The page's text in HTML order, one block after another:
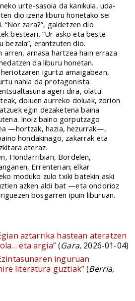
urte-sasoia da kanikula, uda-
dio izena liburu honetako sei
zara?”, galdetzen dio
besteari. “Ur asko eta beste
bezala”, erantzuten dio.
arren, arnasa hartzea hain erraza
da liburu honetan.
igurtzi amaigabean,
nahia da protagonista.
ageri dira, olatu
doluen aurreko doluak, zorion
egin dezaketena baina
Inoiz baino gorputzago
—hortzak, hazia, hezurrak—,
hondakinago, zakarrak eta
ateraz.
Hondarribian, Bordelen,
Errenterian; elkar
moduko zulo txiki batekin aski
azken aldi bat —eta ondorioz
bosgarren ipuin liburuan.
aztarrika hastean ateratzen
eta argia”(Gara, 2026-01-04)
inguruan
literatura guztiak”(Berria,